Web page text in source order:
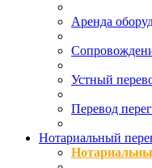
Аренда
Устный
Перевод
Нотариальный